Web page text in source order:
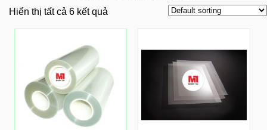
Hiển thị tất cả 6 kết quả